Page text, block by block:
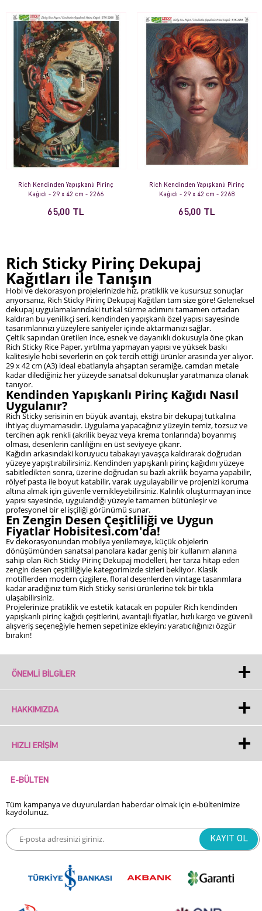
Rich Kendinden Yapışkanlı Pirinç
Kağıdı - 29 x 42 cm - 2266
65,00 TL
Rich Kendinden Yapışkanlı Pirinç
Kağıdı - 29 x 42 cm - 2268
65,00 TL
Rich Sticky Pirinç Dekupaj
Kağıtları ile Tanışın
Hobi ve dekorasyon projelerinizde hız, pratiklik ve kusursuz sonuçlar
arıyorsanız, Rich Sticky Pirinç Dekupaj Kağıtları tam size göre! Geleneksel
dekupaj uygulamalarındaki tutkal sürme adımını tamamen ortadan
kaldıran bu yenilikçi seri, kendinden yapışkanlı özel yapısı sayesinde
tasarımlarınızı yüzeylere saniyeler içinde aktarmanızı sağlar.
Çeltik sapından üretilen ince, esnek ve dayanıklı dokusuyla öne çıkan
Rich Sticky Rice Paper, yırtılma yapmayan yapısı ve yüksek baskı
kalitesiyle hobi severlerin en çok tercih ettiği ürünler arasında yer alıyor.
29 x 42 cm (A3) ideal ebatlarıyla ahşaptan seramiğe, camdan metale
kadar dilediğiniz her yüzeyde sanatsal dokunuşlar yaratmanıza olanak
tanıyor.
Kendinden Yapışkanlı Pirinç Kağıdı Nasıl
Uygulanır?
Rich Sticky serisinin en büyük avantajı, ekstra bir dekupaj tutkalına
ihtiyaç duymamasıdır. Uygulama yapacağınız yüzeyin temiz, tozsuz ve
tercihen açık renkli (akrilik beyaz veya krema tonlarında) boyanmış
olması, desenlerin canlılığını en üst seviyeye çıkarır.
Kağıdın arkasındaki koruyucu tabakayı yavaşça kaldırarak doğrudan
yüzeye yapıştırabilirsiniz. Kendinden yapışkanlı pirinç kağıdını yüzeye
sabitledikten sonra, üzerine doğrudan su bazlı akrilik boyama yapabilir,
rölyef pasta ile boyut katabilir, varak uygulayabilir ve projenizi koruma
altına almak için güvenle vernikleyebilirsiniz. Kalınlık oluşturmayan ince
yapısı sayesinde, uygulandığı yüzeyle tamamen bütünleşir ve
profesyonel bir el işçiliği görünümü sunar.
En Zengin Desen Çeşitliliği ve Uygun
Fiyatlar Hobisitesi.com'da!
Ev dekorasyonundan mobilya yenilemeye, küçük objelerin
dönüşümünden sanatsal panolara kadar geniş bir kullanım alanına
sahip olan Rich Sticky Pirinç Dekupaj modelleri, her tarza hitap eden
zengin desen çeşitliliğiyle kategorimizde sizleri bekliyor. Klasik
motiflerden modern çizgilere, floral desenlerden vintage tasarımlara
kadar aradığınız tüm Rich Sticky serisi ürünlerine tek bir tıkla
ulaşabilirsiniz.
Projelerinize pratiklik ve estetik katacak en popüler Rich kendinden
yapışkanlı pirinç kağıdı çeşitlerini, avantajlı fiyatlar, hızlı kargo ve güvenli
alışveriş seçeneğiyle hemen sepetinize ekleyin; yaratıcılığınızı özgür
bırakın!
ÖNEMLI BILGILER
HAKKIMIZDA
HIZLI ERIŞIM
E-BÜLTEN
Tüm kampanya ve duyurulardan haberdar olmak için e-bültenimize
kaydolunuz.